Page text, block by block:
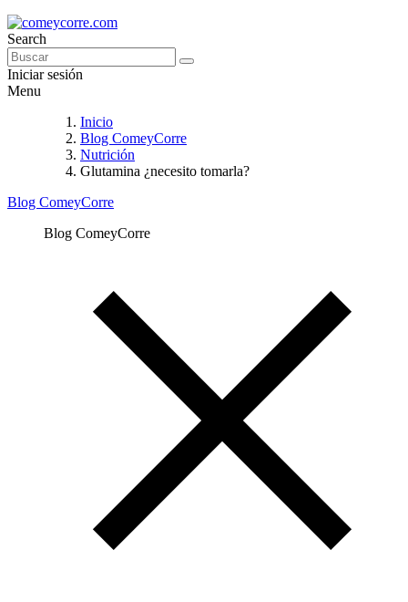
Search
Iniciar sesión
Menu
Inicio
Blog ComeyCorre
Nutrición
Glutamina ¿necesito tomarla?
Blog ComeyCorre
Blog ComeyCorre